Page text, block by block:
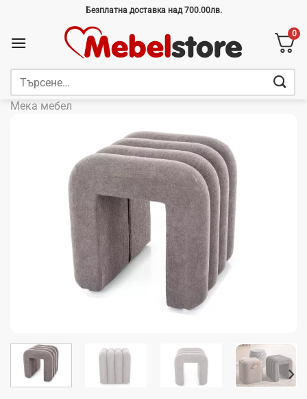
content
Безплатна доставка над 700.00лв.
0
Търсене
Мека мебел